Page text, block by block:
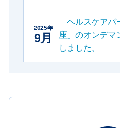
2025年
9月
「ヘルスケア
座」のオンデマ
しました。